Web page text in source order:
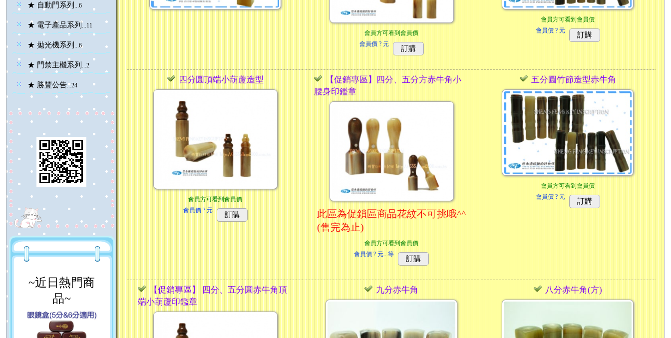
★ 自動門系列 ...6
★ 電子產品系列...11
★ 拋光機系列 ...6
★ 門禁主機系列 ...2
★ 勝豐公告...24
~近日熱門商
品~
會員方可看到會員價
會員價? 元
訂購
會員方可看到會員價
會員價? 元
訂購
四分圓頂端小葫蘆造型
會員方可看到會員價
會員價? 元
訂購
【促銷專區】四分、五分方赤牛角小
腰身印鑑章
此區為促鎖區商品花紋不可挑哦^^
(售完為止)
會員方可看到會員價
會員價 ? 元...等
訂購
五分圓竹節造型赤牛角
會員方可看到會員價
會員價? 元
訂購
【促銷專區】 四分、五分圓赤牛角頂
端小葫蘆印鑑章
九分赤牛角 八分赤牛角(方)